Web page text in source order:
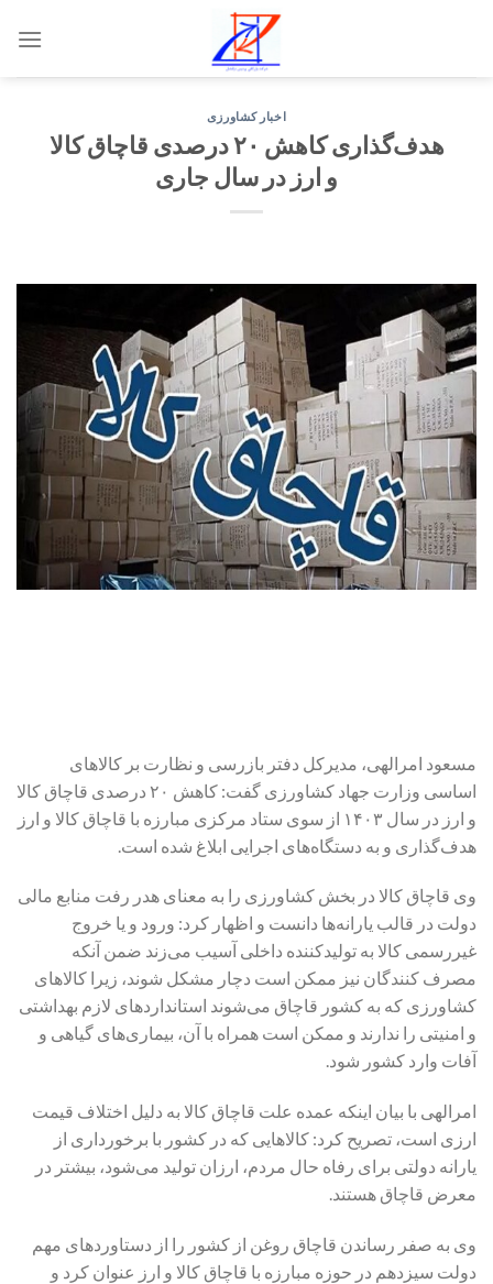
اخبار کشاورزی
هدف‌گذاری کاهش ۲۰ درصدی قاچاق کالا
و ارز در سال جاری
مسعود امرالهی، مدیرکل دفتر بازرسی و نظارت بر کالاهای
اساسی وزارت جهاد کشاورزی گفت: کاهش ۲۰ درصدی قاچاق کالا
و ارز در سال ۱۴۰۳ از سوی ستاد مرکزی مبارزه با قاچاق کالا و ارز
هدف‌گذاری و به دستگاه‌های اجرایی ابلاغ شده است.
وی قاچاق کالا در بخش کشاورزی را به معنای هدر رفت منابع مالی
دولت در قالب یارانه‌ها دانست و اظهار کرد: ورود و یا خروج
غیررسمی کالا به تولیدکننده داخلی آسیب می‌زند ضمن آنکه
مصرف کنندگان نیز ممکن است دچار مشکل شوند، زیرا کالاهای
کشاورزی که به کشور قاچاق می‌شوند استانداردهای لازم بهداشتی
و امنیتی را ندارند و ممکن است همراه با آن، بیماری‌های گیاهی و
آفات وارد کشور شود.
امرالهی با بیان اینکه عمده علت قاچاق کالا به دلیل اختلاف قیمت
ارزی است، تصریح کرد: کالاهایی که در کشور با برخورداری از
یارانه دولتی برای رفاه حال مردم، ارزان تولید می‌شود، بیشتر در
معرض قاچاق هستند.
وی به صفر رساندن قاچاق روغن از کشور را از دستاوردهای مهم
دولت سیزدهم در حوزه مبارزه با قاچاق کالا و ارز عنوان کرد و